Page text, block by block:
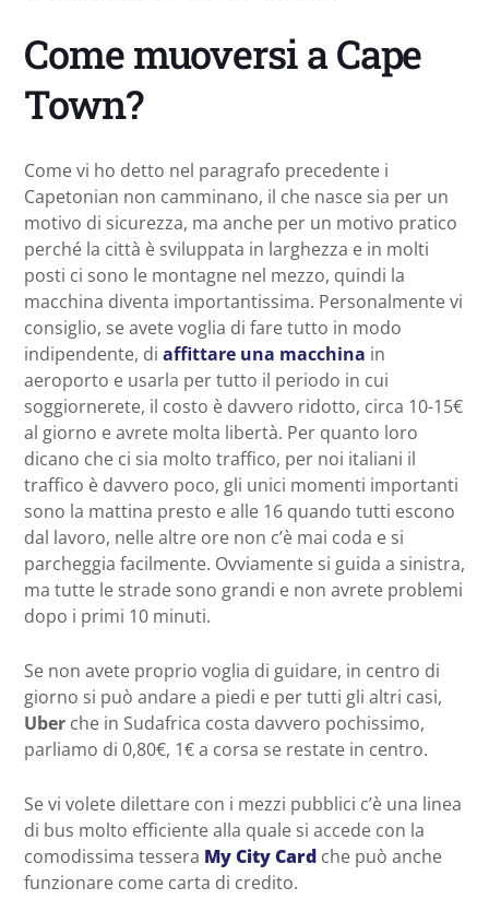
Come muoversi a Cape
Town?
Come vi ho detto nel paragrafo precedente i
Capetonian non camminano, il che nasce sia per un
motivo di sicurezza, ma anche per un motivo pratico
perché la città è sviluppata in larghezza e in molti
posti ci sono le montagne nel mezzo, quindi la
macchina diventa importantissima. Personalmente vi
consiglio, se avete voglia di fare tutto in modo
indipendente, di affittare una macchina in
aeroporto e usarla per tutto il periodo in cui
soggiornerete, il costo è davvero ridotto, circa 10-15€
al giorno e avrete molta libertà. Per quanto loro
dicano che ci sia molto traffico, per noi italiani il
traffico è davvero poco, gli unici momenti importanti
sono la mattina presto e alle 16 quando tutti escono
dal lavoro, nelle altre ore non c’è mai coda e si
parcheggia facilmente. Ovviamente si guida a sinistra,
ma tutte le strade sono grandi e non avrete problemi
dopo i primi 10 minuti.
Se non avete proprio voglia di guidare, in centro di
giorno si può andare a piedi e per tutti gli altri casi,
Uber che in Sudafrica costa davvero pochissimo,
parliamo di 0,80€, 1€ a corsa se restate in centro.
Se vi volete dilettare con i mezzi pubblici c’è una linea
di bus molto efficiente alla quale si accede con la
comodissima tessera My City Card che può anche
funzionare come carta di credito.